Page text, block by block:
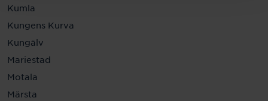
Kumla
Kungens Kurva
Kungälv
Mariestad
Motala
Märsta